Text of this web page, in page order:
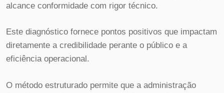
alcance conformidade com rigor técnico.
Este diagnóstico fornece pontos positivos que impactam
diretamente a credibilidade perante o público e a
eficiência operacional.
O método estruturado permite que a administração